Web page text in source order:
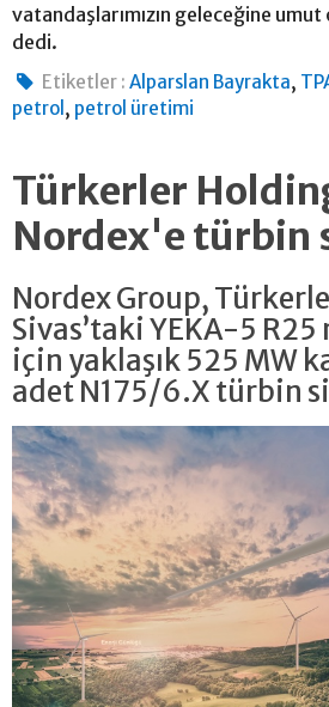
vatandaşlarımızın geleceğine
dedi.
Etiketler : Alparslan Bayrakta,
petrol , petrol üretimi
Türkerler
Nordex'e türbin
Nordex Group,
Sivas’taki YEKA-5
için yaklaşık 525 MW
adet N175/6.X türbin